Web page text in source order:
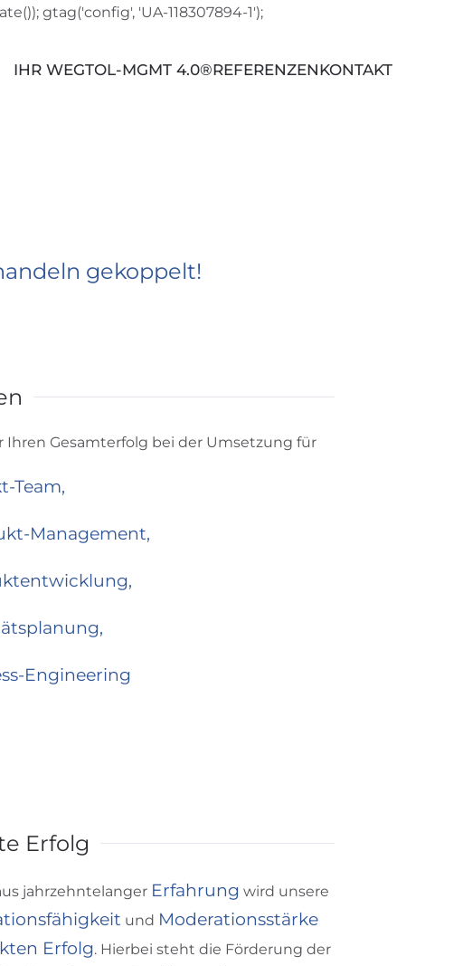
gtag('config', 'UA-118307894-1');
IHR WEGTOL-MGMT 4.0®REFERENZENKONTAKT
gekoppelt!
Ihren Gesamterfolg bei der Umsetzung für
Team,
Management,
Engineering
Erfolg
jahrzehntelanger Erfahrung wird unsere
und Moderationsstärke
Erfolg. Hierbei steht die Förderung der